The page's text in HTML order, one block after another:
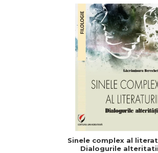
Sinele complex al
Dialogurile alteritatii